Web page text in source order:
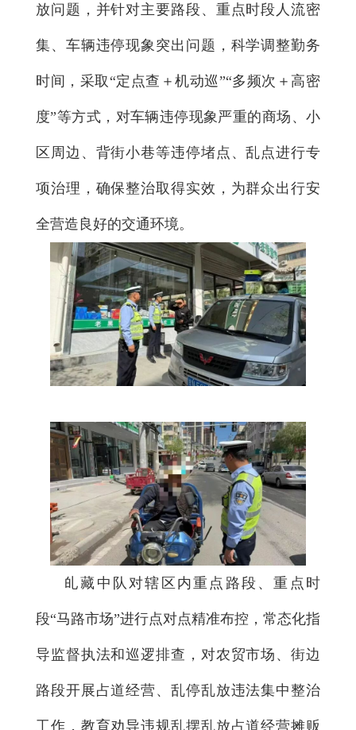
放问题，并针对主要路段、重点时段人流密
集、车辆违停现象突出问题，科学调整勤务
时间，采取“定点查＋机动巡”“多频次＋高密
度”等方式，对车辆违停现象严重的商场、小
区周边、背街小巷等违停堵点、乱点进行专
项治理，确保整治取得实效，为群众出行安
全营造良好的交通环境。
癿藏中队对辖区内重点路段、重点时
段“马路市场”进行点对点精准布控，常态化指
导监督执法和巡逻排查，对农贸市场、街边
路段开展占道经营、乱停乱放违法集中整治
工作，教育劝导违规乱摆乱放占道经营摊贩